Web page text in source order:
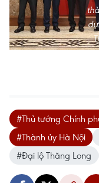
#Thủ tướng Chính
#Thành ủy Hà Nội
#Đại lộ Thăng Long